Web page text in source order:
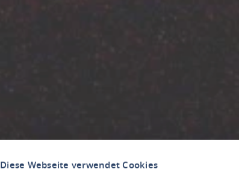
Diese Webseite verwendet Cookies